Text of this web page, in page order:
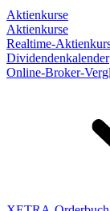
Aktienkurse
Aktienkurse
Realtime-
Dividendenkalender
Online-Broker-